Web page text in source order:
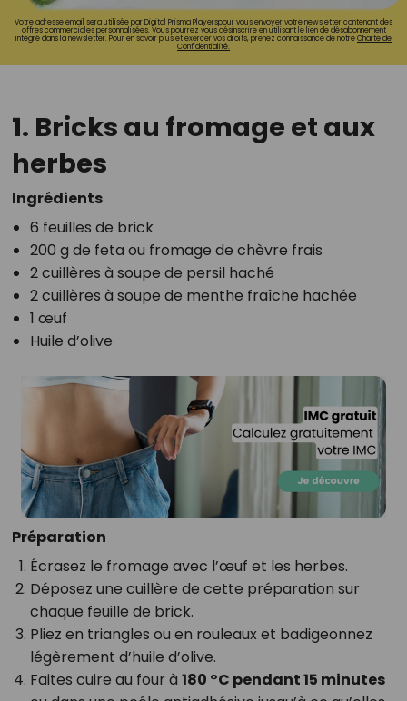
Votre adresse email sera utilisée par Digital Prisma Playerspour vous envoyer votre newsletter contenant des
offres commerciales personnalisées. Vous pourrez vous désinscrire en utilisant le lien de désabonnement
intégré dans la newsletter. Pour en savoir plus et exercer vos droits, prenez connaissance de notreCharte de
Confidentialité.
1. Bricks au fromage et aux
herbes
Ingrédients
6 feuilles de brick
200 g de feta ou fromage de chèvre frais
2 cuillères à soupe de persil haché
2 cuillères à soupe de menthe fraîche hachée
1 œuf
Huile d’olive
Préparation
Écrasez le fromage avec l’œuf et les herbes.
Déposez une cuillère de cette préparation sur
chaque feuille de brick.
Pliez en triangles ou en rouleaux et badigeonnez
légèrement d’huile d’olive.
Faites cuire au four à 180 °C pendant 15 minutes